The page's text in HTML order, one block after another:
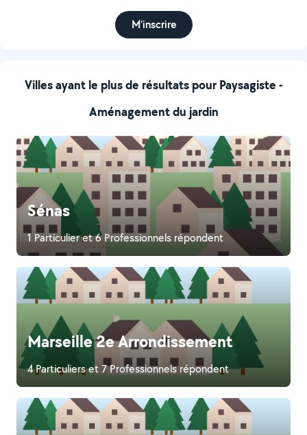
Villes ayant le plus de résultats pour Paysagiste -
Aménagement du jardin
Sénas
1 Particulier et 6 Professionnels répondent
Marseille 2e Arrondissement
4 Particuliers et 7 Professionnels répondent
M’inscrire